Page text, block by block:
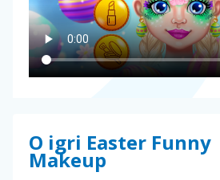
O igri Easter Funny
Makeup